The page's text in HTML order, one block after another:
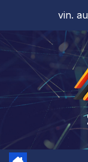
content
vin.